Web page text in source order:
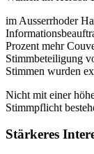
im Ausserrhoder
Prozent mehr
Stimmbeteiligung
Stimmen wurden
Nicht mit einer
Stimmpflicht
Stärkeres